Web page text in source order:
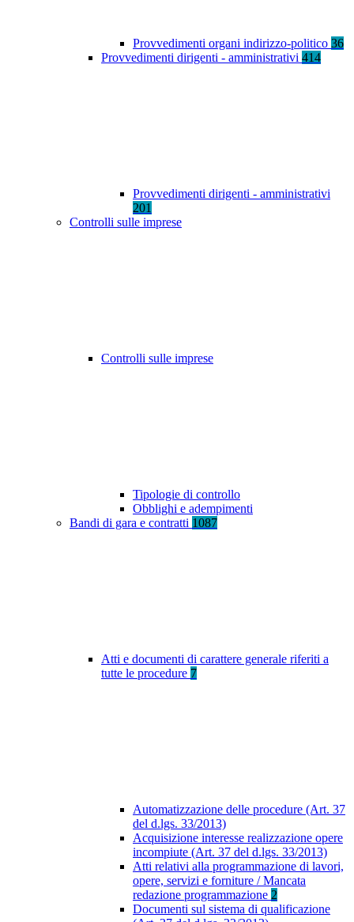
Provvedimenti organi indirizzo-politico 36
Provvedimenti dirigenti - amministrativi 414
Provvedimenti dirigenti - amministrativi
201
Controlli sulle imprese
Controlli sulle imprese
Tipologie di controllo
Obblighi e adempimenti
Bandi di gara e contratti 1087
Atti e documenti di carattere generale riferiti a
tutte le procedure 7
Automatizzazione delle procedure (Art. 37
del d.lgs. 33/2013)
Acquisizione interesse realizzazione opere
incompiute (Art. 37 del d.lgs. 33/2013)
Atti relativi alla programmazione di lavori,
opere, servizi e forniture / Mancata
redazione programmazione 2
Documenti sul sistema di qualificazione